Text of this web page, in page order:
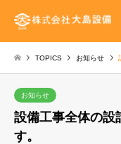
TOPICS お知らせ
お知らせ
設備工事全体の設
す。